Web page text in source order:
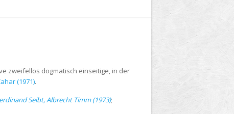
zweifellos dogmatisch einseitige, in der
(1971).
Seibt, Albrecht Timm (1973);